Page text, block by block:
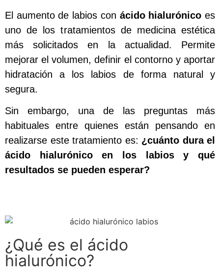
El aumento de labios con ácido hialurónico es
uno de los tratamientos de medicina estética
más solicitados en la actualidad. Permite
mejorar el volumen, definir el contorno y aportar
hidratación a los labios de forma natural y
segura.
Sin embargo, una de las preguntas más
habituales entre quienes están pensando en
realizarse este tratamiento es: ¿cuánto dura el
ácido hialurónico en los labios y qué
resultados se pueden esperar?
¿Qué es el ácido
hialurónico?